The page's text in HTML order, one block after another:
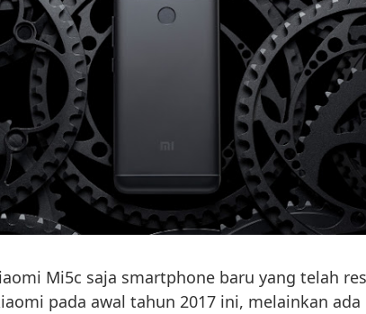
Mi5c saja smartphone baru yang telah
pada awal tahun 2017 ini, melainkan ada